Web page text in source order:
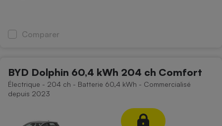
Comparer
BYD Dolphin 60,4 kWh 204 ch Comfort
Électrique - 204 ch - Batterie 60,4 kWh - Commercialisé
depuis 2023